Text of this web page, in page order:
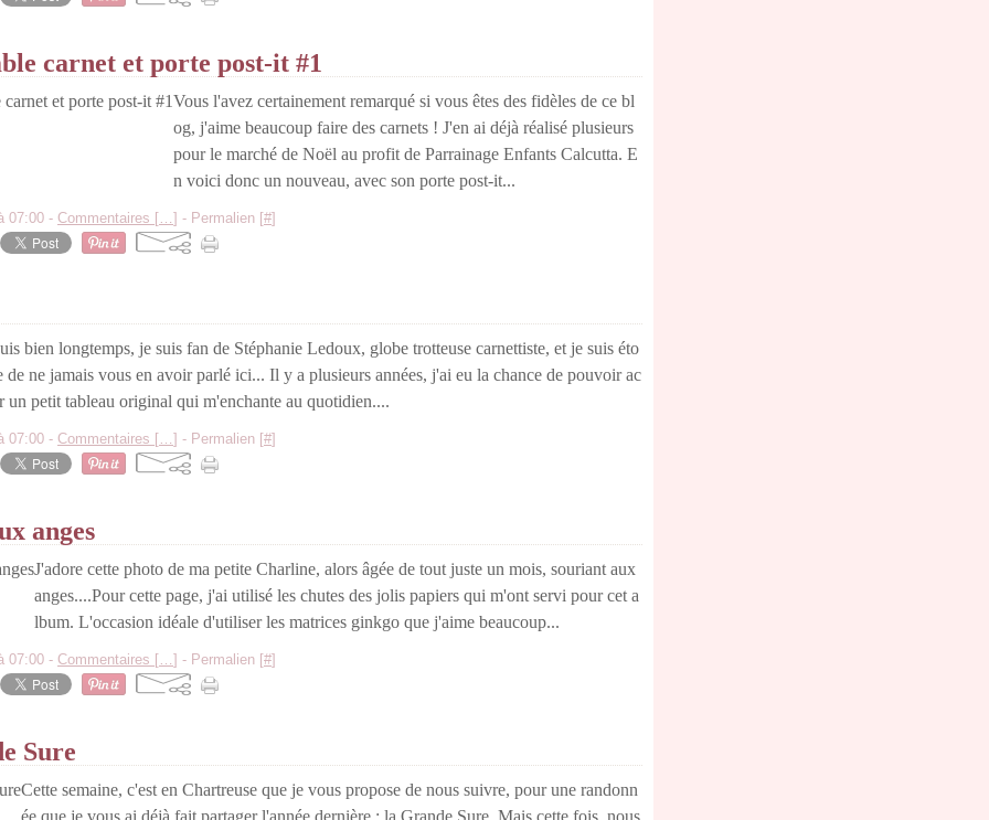
carnet et porte post-it #1
Vous l'avez certainement remarqué si vous êtes des fidèles de ce bl
og, j'aime beaucoup faire des carnets ! J'en ai déjà réalisé plusieurs
pour le marché de Noël au profit de Parrainage Enfants Calcutta. E
n voici donc un nouveau, avec son porte post-it...
07:00 - Commentaires […] - Permalien [#]
bien longtemps, je suis fan de Stéphanie Ledoux, globe trotteuse carnettiste, et je suis éto
de ne jamais vous en avoir parlé ici... Il y a plusieurs années, j'ai eu la chance de pouvoir ac
un petit tableau original qui m'enchante au quotidien....
07:00 - Commentaires […] - Permalien [#]
anges
J'adore cette photo de ma petite Charline, alors âgée de tout juste un mois, souriant aux
anges....Pour cette page, j'ai utilisé les chutes des jolis papiers qui m'ont servi pour cet a
lbum. L'occasion idéale d'utiliser les matrices ginkgo que j'aime beaucoup...
07:00 - Commentaires […] - Permalien [#]
Sure
Cette semaine, c'est en Chartreuse que je vous propose de nous suivre, pour une randonn
ée que je vous ai déjà fait partager l'année dernière : la Grande Sure. Mais cette fois, nous